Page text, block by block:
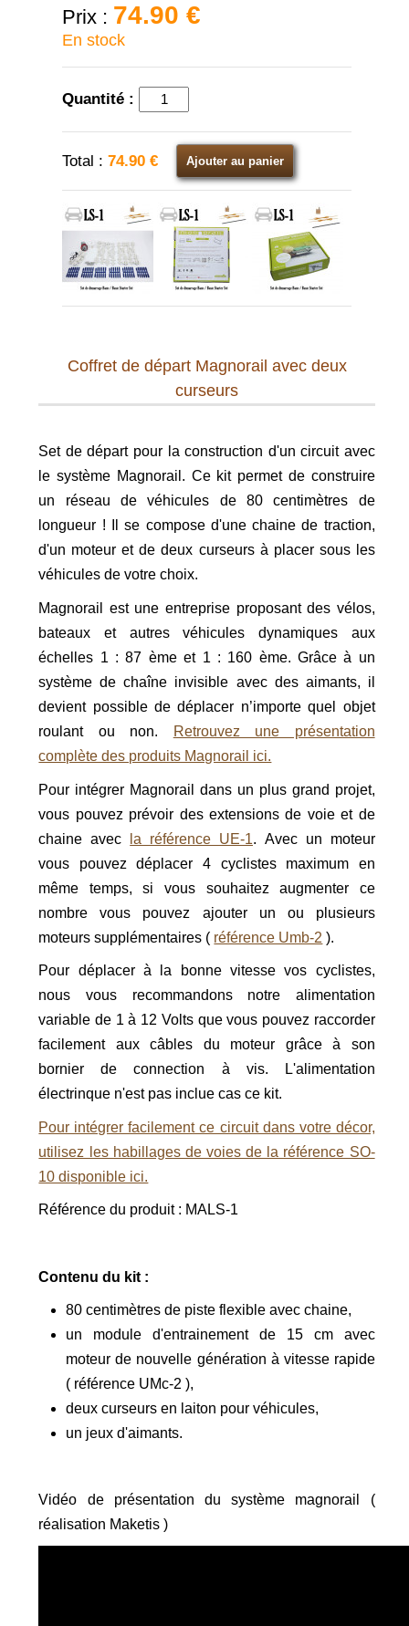
Prix : 74.90 €
En stock
Quantité :
Total :74.90 € Ajouter au panier
Coffret de départ Magnorail avec deux
curseurs
Set de départ pour la construction d'un circuit avec
le système Magnorail. Ce kit permet de construire
un réseau de véhicules de 80 centimètres de
longueur ! Il se compose d'une chaine de traction,
d'un moteur et de deux curseurs à placer sous les
véhicules de votre choix.
Magnorail est une entreprise proposant des vélos,
bateaux et autres véhicules dynamiques aux
échelles 1 : 87 ème et 1 : 160 ème. Grâce à un
système de chaîne invisible avec des aimants, il
devient possible de déplacer n’importe quel objet
roulant ou non.
Retrouvez une présentation
complète des produits Magnorail ici.
Pour intégrer Magnorail dans un plus grand projet,
vous pouvez prévoir des extensions de voie et de
chaine avec
la référence UE-1. Avec un moteur
vous pouvez déplacer 4 cyclistes maximum en
même temps, si vous souhaitez augmenter ce
nombre vous pouvez ajouter un ou plusieurs
moteurs supplémentaires ( référence Umb-2 ).
Pour déplacer à la bonne vitesse vos cyclistes,
nous vous recommandons notre alimentation
variable de 1 à 12 Volts que vous pouvez raccorder
facilement aux câbles du moteur grâce à son
bornier de connection à vis. L'alimentation
électrinque n'est pas inclue cas ce kit.
Pour intégrer facilement ce circuit dans votre décor,
utilisez les habillages de voies de la référence SO-
10 disponible ici.
Référence du produit : MALS-1
Contenu du kit :
80 centimètres de piste flexible avec chaine,
un module d'entrainement de 15 cm avec
moteur de nouvelle génération à vitesse rapide
( référence UMc-2 ),
deux curseurs en laiton pour véhicules,
un jeux d'aimants.
Vidéo de présentation du système magnorail (
réalisation Maketis )